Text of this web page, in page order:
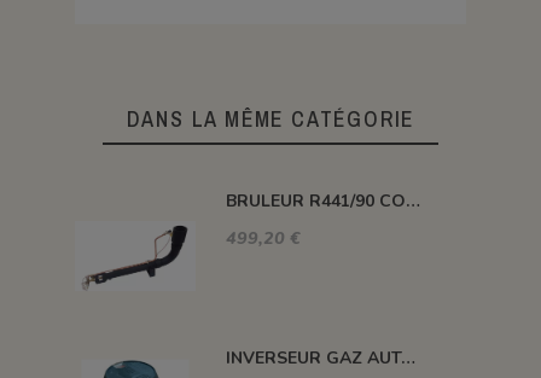
DANS LA MÊME CATÉGORIE
BRULEUR R441/90 COUDE PUISSANCE 116 KW
499,20 €
INVERSEUR GAZ AUTOMATIQUE 12kg/h 1.5 BAR M-M 20X150